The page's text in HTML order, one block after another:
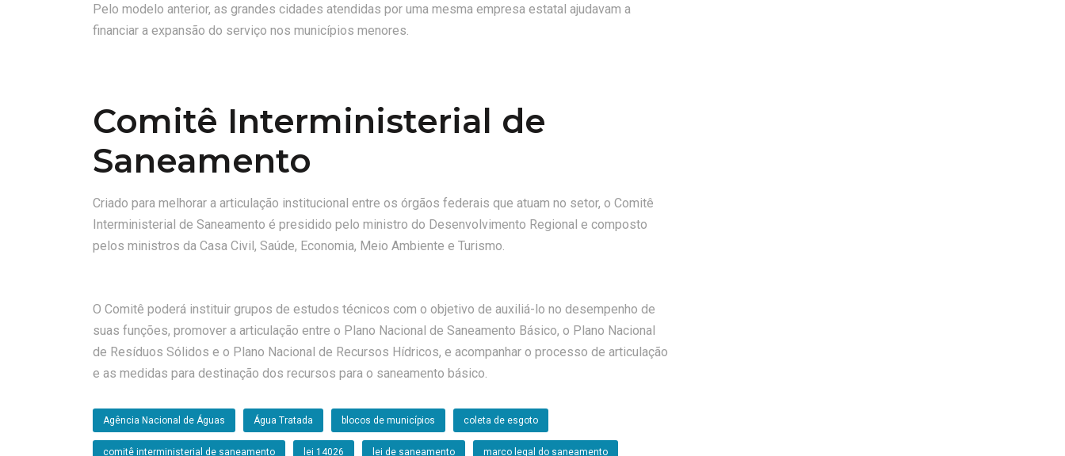
Pelo modelo anterior, as grandes cidades atendidas por uma mesma empresa estatal ajudavam a
financiar a expansão do serviço nos municípios menores.
Comitê Interministerial de
Saneamento
Criado para melhorar a articulação institucional entre os órgãos federais que atuam no setor, o Comitê
Interministerial de Saneamento é presidido pelo ministro do Desenvolvimento Regional e composto
pelos ministros da Casa Civil, Saúde, Economia, Meio Ambiente e Turismo.
O Comitê poderá instituir grupos de estudos técnicos com o objetivo de auxiliá-lo no desempenho de
suas funções, promover a articulação entre o Plano Nacional de Saneamento Básico, o Plano Nacional
de Resíduos Sólidos e o Plano Nacional de Recursos Hídricos, e acompanhar o processo de articulação
e as medidas para destinação dos recursos para o saneamento básico.
Agência Nacional de Águas Água Tratada blocos de municípios coleta de esgoto
comitê interministerial de saneamento lei 14026 lei de saneamento marco legal do saneamento